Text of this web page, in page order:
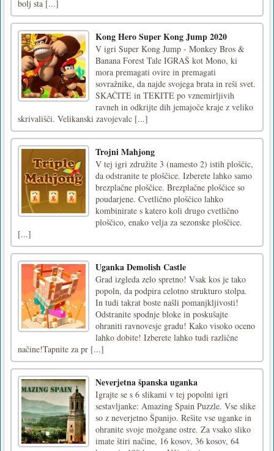
bolj sta [...]
Kong Hero Super Kong Jump 2020
V igri Super Kong Jump - Monkey Bros &
Banana Forest Tale IGRAŠ kot Mono, ki
mora premagati ovire in premagati
sovražnike, da najde svojega brata in reši svet.
SKAČITE in TEKITE po vznemirljivih
ravneh in odkrijte dih jemajoče kraje z veliko
skrivališči. Velikanski zavojevalc [...]
Trojni Mahjong
V tej igri združite 3 (namesto 2) istih ploščic,
da odstranite te ploščice. Izberete lahko samo
brezplačne ploščice. Brezplačne ploščice so
poudarjene. Cvetlično ploščico lahko
kombinirate s katero koli drugo cvetlično
ploščico, enako velja za sezonske ploščice.
[...]
Uganka Demolish Castle
Grad izgleda zelo spretno! Vsak kos je tako
popoln, da podpira celotno strukturo stolpa.
In tudi takrat boste našli pomanjkljivosti!
Odstranite spodnje bloke in poskušajte
ohraniti ravnovesje gradu! Kako visoko oceno
lahko dobite! Izberete lahko tudi različne
načine!Tapnite za pr [...]
Neverjetna španska uganka
Igrajte se s 6 slikami v tej popolni igri
sestavljanke: Amazing Spain Puzzle. Vse slike
so z neverjetno Španijo. Rešite vse uganke in
ohranite svoje možgane ostre. Za vsako sliko
imate štiri načine, 16 kosov, 36 kosov, 64